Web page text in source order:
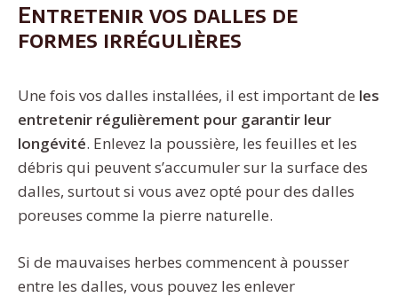
Entretenir vos dalles de
formes irrégulières
Une fois vos dalles installées, il est important de les
entretenir régulièrement pour garantir leur
longévité. Enlevez la poussière, les feuilles et les
débris qui peuvent s’accumuler sur la surface des
dalles, surtout si vous avez opté pour des dalles
poreuses comme la pierre naturelle.
Si de mauvaises herbes commencent à pousser
entre les dalles, vous pouvez les enlever